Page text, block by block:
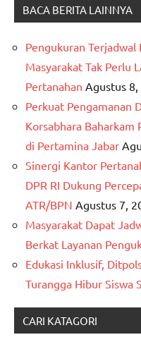
BACA BERITA LAINNYA
Pengukuran Terjadwal
Masyarakat Tak Perlu
Pertanahan Agustus
Perkuat Pengamanan
Korsabhara Baharkam
di Pertamina Jabar
Sinergi Kantor
DPR RI Dukung
ATR/BPN Agustus 7,
Masyarakat Dapat
Berkat Layanan
Edukasi Inklusif,
Turangga Hibur Siswa
CARI KATAGORI